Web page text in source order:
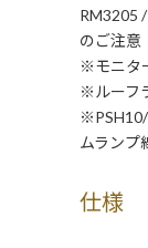
RM3205
のご注意
※モニタ
※ルーフ
ムランプ
仕様